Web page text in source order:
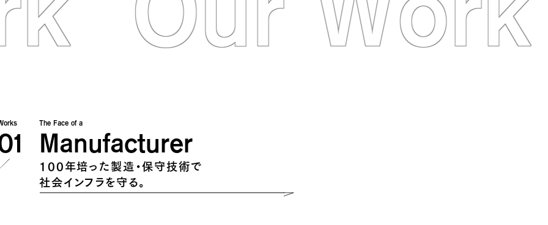
Our Work
100年培った製造・保守技術で
社会インフラを守る。
The Face of a
Manufacturer